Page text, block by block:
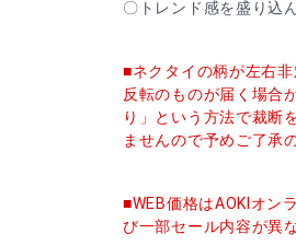
〇トレンド感を盛り込
■ネクタイの柄が左右
反転のものが届く場合
り」という方法で裁断
ませんので予めご了承
■WEB価格はAOKIオン
び一部セール内容が異